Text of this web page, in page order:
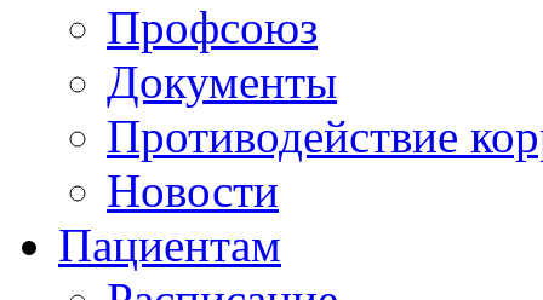
Профсоюз
Документы
Противодействие
Новости
Пациентам